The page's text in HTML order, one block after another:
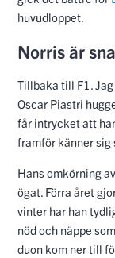
huvudloppet.
Norris är
Tillbaka till F1.
Oscar Piastri
får intrycket att
framför känner sig
Hans omkörning av
ögat. Förra året
vinter har han
nöd och näppe
duon kom ner till